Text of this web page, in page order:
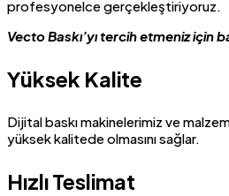
profesyonelce gerçekleştiriyoruz.
Vecto Baskı’yı tercih etmeniz için
Yüksek Kalite
Dijital baskı makinelerimiz ve
yüksek kalitede olmasını sağlar.
Hızlı Teslimat